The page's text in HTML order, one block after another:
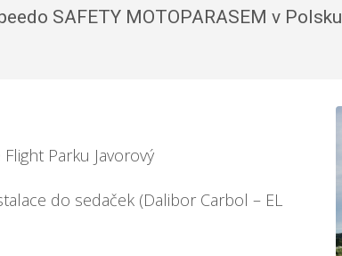
SAFETY MOTOPARASEM v Polsku
Parku Javorový
do sedaček (Dalibor Carbol – EL